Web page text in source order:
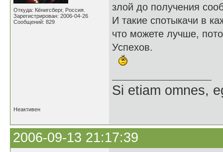
Откуда: Кёнигсберг, Россия.
Зарегистрирован: 2006-04-26
Сообщений: 829
злой до получения
И такие спотыкачи в
что можете лучше,
Успехов.
Si etiam omnes,
Неактивен
2006-09-13 21:17:39